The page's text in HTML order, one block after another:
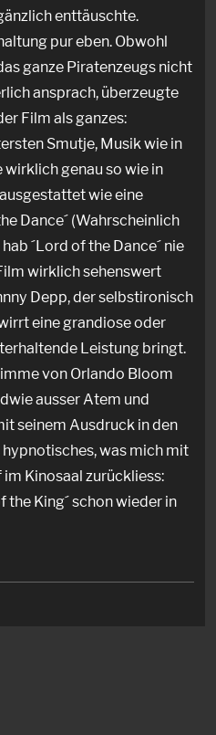
enttäuschte.
pur eben. Obwohl
ganze Piratenzeugs nicht
ansprach, überzeugte
Film als ganzes:
Smutje, Musik wie in
wirklich genau so wie in
wie eine
Dance´ (Wahrscheinlich
´Lord of the Dance´ nie
wirklich sehenswert
Depp, der selbstironisch
eine grandiose oder
Leistung bringt.
von Orlando Bloom
ausser Atem und
seinem Ausdruck in den
was mich mit
Kinosaal zurückliess:
the King´ schon wieder in